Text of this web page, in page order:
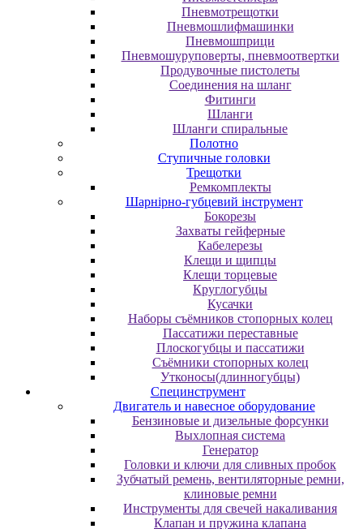
Пневмотрещотки
Пневмошлифмашинки
Пневмошприци
Пневмошуруповерты, пневмоотвертки
Продувочные пистолеты
Соединения на шланг
Фитинги
Шланги
Шланги спиральные
Полотно
Ступичные головки
Трещотки
Ремкомплекты
Шарнірно-губцевий інструмент
Бокорезы
Захваты гейферные
Кабелерезы
Клещи и щипцы
Клещи торцевые
Круглогубцы
Кусачки
Наборы съёмников стопорных колец
Пассатижи переставные
Плоскогубцы и пассатижи
Съёмники стопорных колец
Утконосы(длинногубцы)
Специнструмент
Двигатель и навесное оборудование
Бензиновые и дизельные форсунки
Выхлопная система
Генератор
Головки и ключи для сливных пробок
Зубчатый ремень, вентиляторные ремни,
клиновые ремни
Инструменты для свечей накаливания
Клапан и пружина клапана